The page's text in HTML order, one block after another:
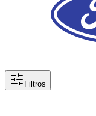
Filtros